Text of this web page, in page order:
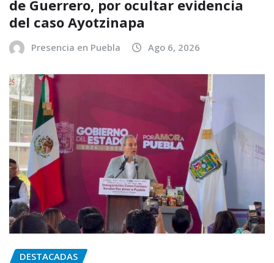
de Guerrero, por ocultar evidencia
del caso Ayotzinapa
Presencia en Puebla Ago 6, 2026
DESTACADAS